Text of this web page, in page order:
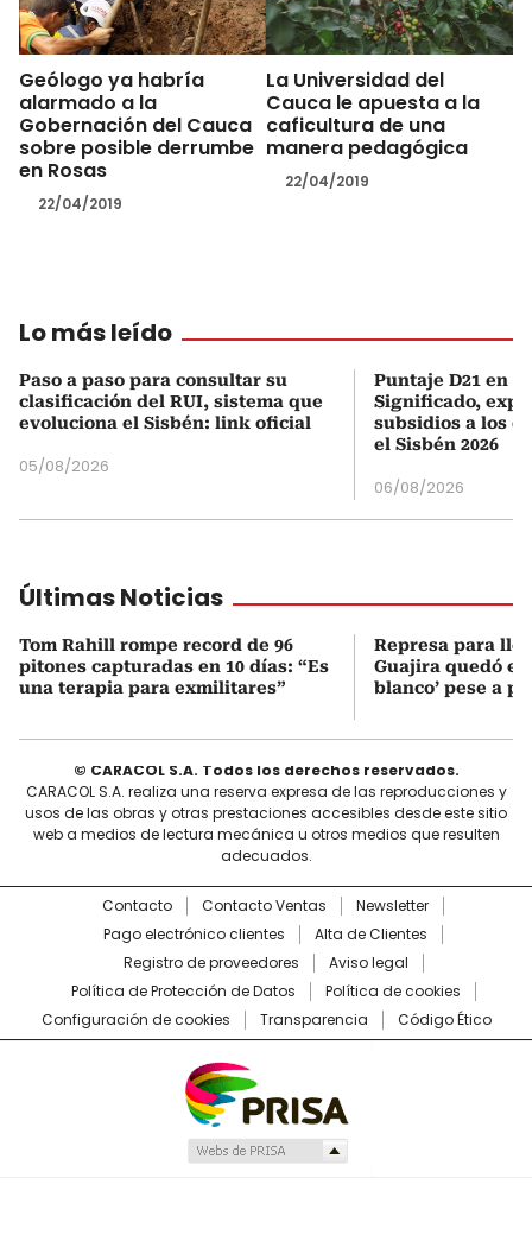
Geólogo ya habría
alarmado a la
Gobernación del Cauca
sobre posible derrumbe
en Rosas
22/04/2019
La Universidad del
Cauca le apuesta a la
caficultura de una
manera pedagógica
22/04/2019
Lo más leído
Paso a paso para consultar su
clasificación del RUI, sistema que
evoluciona el Sisbén: link oficial
05/08/2026
Puntaje D21 en
Significado,
subsidios a los
el Sisbén 2026
06/08/2026
Últimas Noticias
Tom Rahill rompe record de 96
pitones capturadas en 10 días: “Es
una terapia para exmilitares”
Represa para
Guajira quedó en
blanco’ pese a
© CARACOL S.A. Todos los derechos reservados.
CARACOL S.A. realiza una reserva expresa de las reproducciones y
usos de las obras y otras prestaciones accesibles desde este sitio
web a medios de lectura mecánica u otros medios que resulten
adecuados.
Contacto Contacto Ventas
Newsletter
Pago electrónico clientes
Alta de Clientes
Registro de proveedores
Aviso legal
Política de Protección de Datos
Política de cookies
Configuración de cookies
Transparencia Código Ético